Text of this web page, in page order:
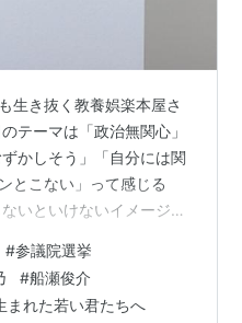
生き抜く教養娯楽本屋さ
テーマは「政治無関心」
かしそう」「自分には関
とこない」って感じる
いといけないイメージあ
％。 7割近くが「選挙？
ているんだ。 でも、ちょ
代、大学の学費、病院の
#参議院選挙
#船瀬俊介
まれた若い君たちへ